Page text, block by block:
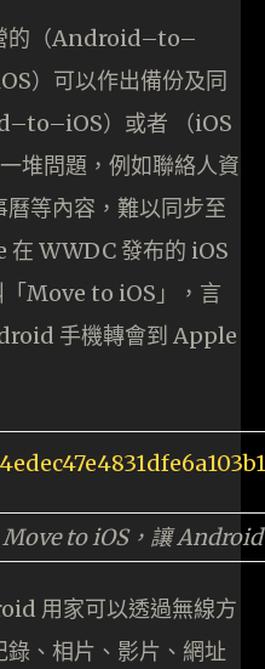
的（Android–to–
）可以作出備份及同
）或者 （iOS
問題，例如聯絡人資
等內容，難以同步至
在 WWDC 發布的 iOS
「Move to iOS」，言
手機轉會到 Apple
to iOS，讓 Android
用家可以透過無線方
、相片、影片、網址